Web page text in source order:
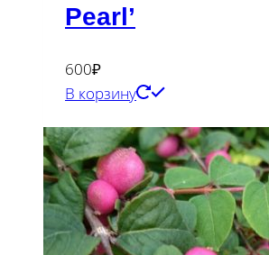
Pearl’
600₽
В корзину